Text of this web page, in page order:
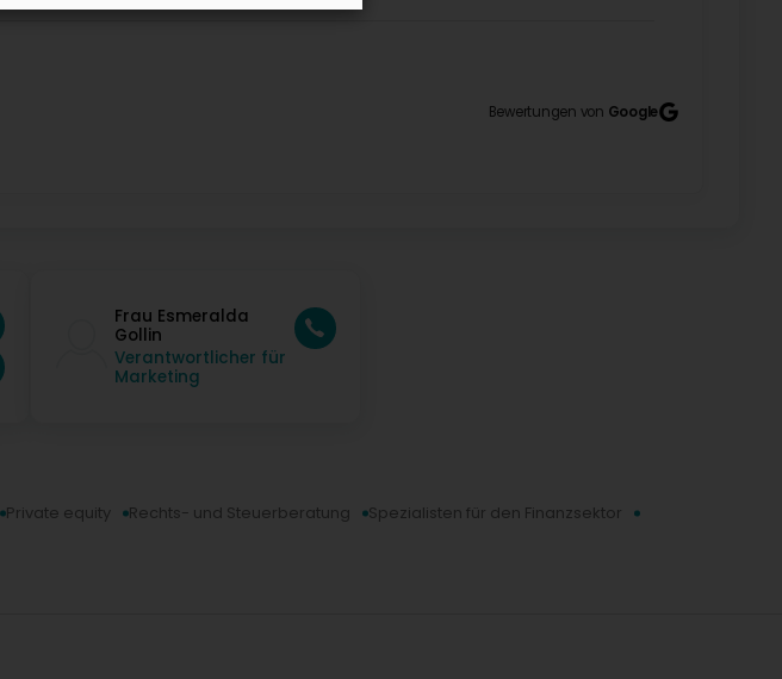
Bewertungen von Google
Frau Esmeralda
Gollin
Verantwortlicher für
Marketing
Private equity Rechts- und Steuerberatung Spezialisten für den Finanzsektor